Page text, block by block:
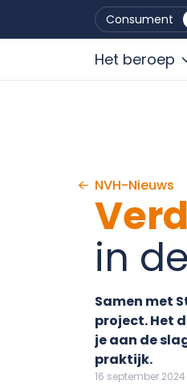
Consument
Het beroep
NVH-Nieuws
in de
Samen met
project. Het
je aan de
praktijk.
16 september 2024